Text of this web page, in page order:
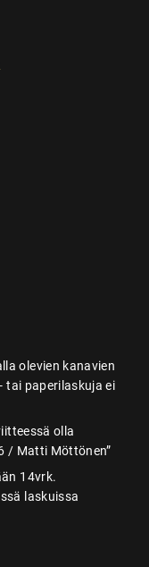
olevien kanavien
tai paperilaskuja ei
olla
/ Matti Möttönen”
14vrk.
laskuissa